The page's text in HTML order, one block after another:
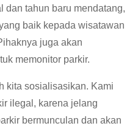
dan tahun baru mendatang,
baik kepada wisatawan
juga akan
memonitor parkir.
kita sosialisasikan. Kami
ilegal, karena jelang
bermunculan dan akan